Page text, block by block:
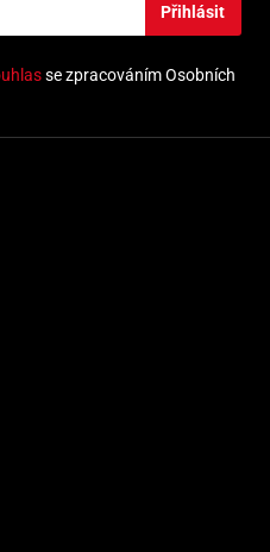
Přihlásit
se zpracováním Osobních